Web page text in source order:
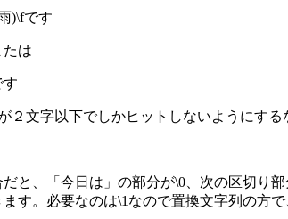
)\fです
は
す
文字以下でしかヒットしないようにする
と、「今日は」の部分が\0、次の区切り
す。必要なのは\1なので置換文字列の方